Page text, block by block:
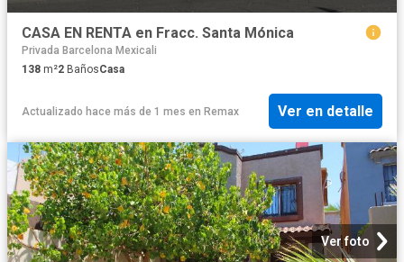
CASA EN RENTA en Fracc. Santa Mónica
Privada Barcelona Mexicali
138 m²2 BañosCasa
Actualizado hace más de 1 mes en Remax Ver en detalle
Ver foto